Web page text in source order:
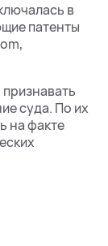
в
патенты
суда. По их
на факте